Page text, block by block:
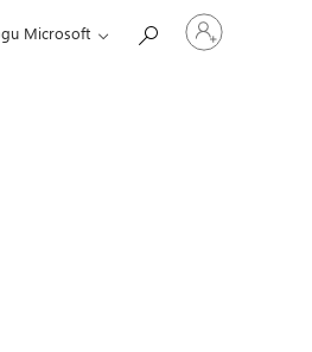
Microsoft
Logige
sisse
oma